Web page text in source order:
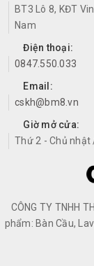
BT3 Lô 8, KĐT
Nam
Điện thoại:
0847.550.033
Email:
cskh@bm8.vn
Giờ mở cửa:
Thứ 2 - Chủ nhật
CÔNG TY TNHH
phẩm: Bàn Cầu,